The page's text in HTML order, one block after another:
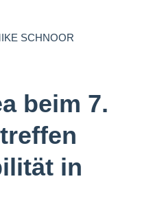
SCHNOOR
beim 7.
in